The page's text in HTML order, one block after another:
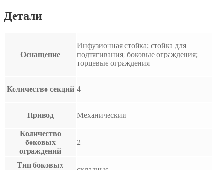
Детали
Оснащение
Инфузионная стойка; стойка для
подтягивания; боковые ограждения;
торцевые ограждения
Количество секций 4
Привод Механический
Количество
боковых
ограждений
2
Тип боковых